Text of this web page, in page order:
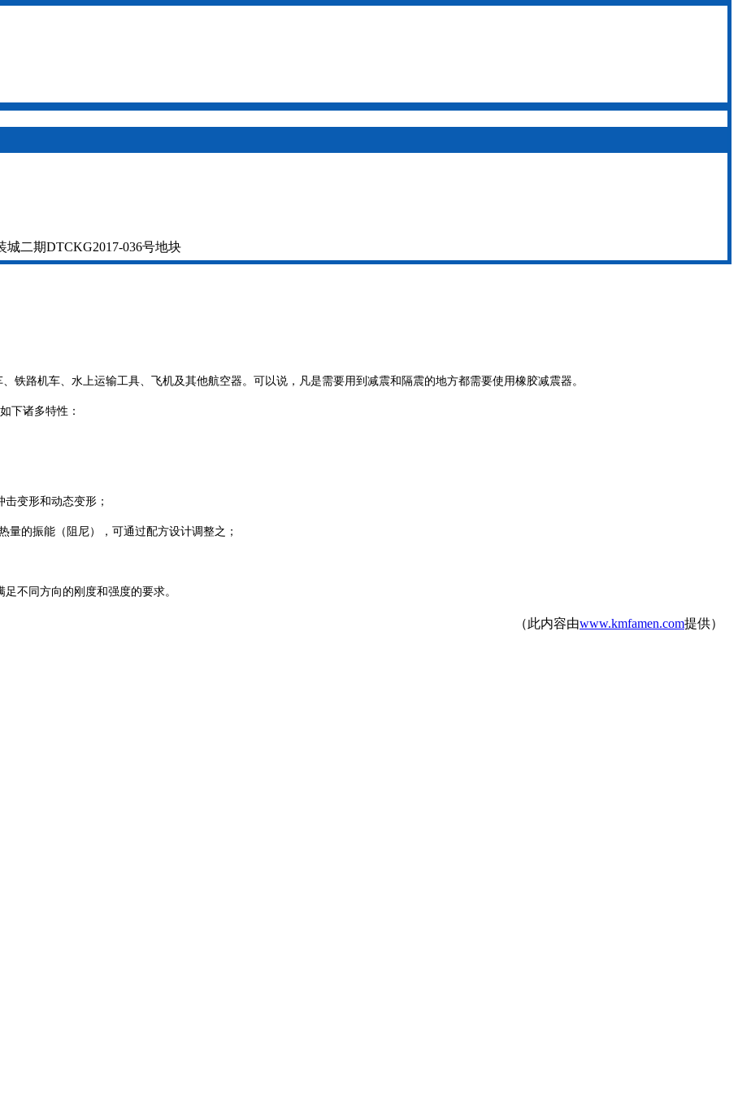
二期DTCKG2017-036号地块
铁路机车、水上运输工具、飞机及其他航空器。可以说，凡是需要用到减震和隔震的地方都需要使用橡胶减震器。
下诸多特性：
变形和动态变形；
的振能（阻尼），可通过配方设计调整之；
不同方向的刚度和强度的要求。
（此内容由www.kmfamen.com提供）